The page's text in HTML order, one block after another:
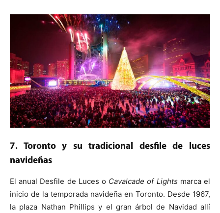
7. Toronto y su tradicional desfile de luces
navideñas
El anual Desfile de Luces o Cavalcade of Lights marca el
inicio de la temporada navideña en Toronto. Desde 1967,
la plaza Nathan Phillips y el gran árbol de Navidad allí